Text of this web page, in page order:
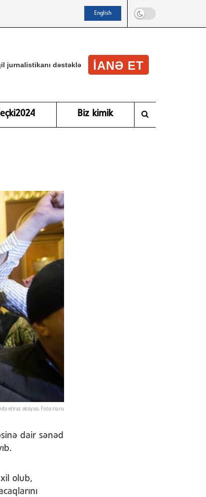
English
jurnalistikanı dəstəklə IANƏ ET
Biz kimik
etiraz aksiyası. Foto:ria.ru
dair sənəd
olub,